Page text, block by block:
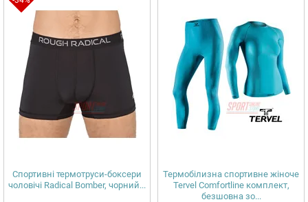
Спортивні термотруси-боксери
чоловічі Radical Bomber, чорний...
Термобілизна спортивне жіноче
Tervel Comfortline комплект,
безшовна зо...